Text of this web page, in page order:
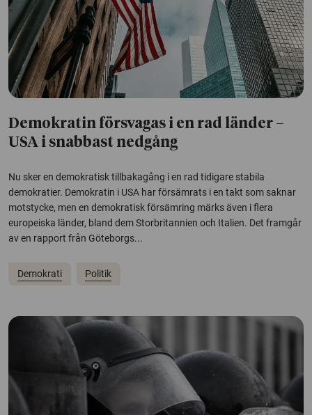
Demokratin försvagas i en rad länder –
USA i snabbast nedgång
Nu sker en demokratisk tillbakagång i en rad tidigare stabila
demokratier. Demokratin i USA har försämrats i en takt som saknar
motstycke, men en demokratisk försämring märks även i flera
europeiska länder, bland dem Storbritannien och Italien. Det framgår
av en rapport från Göteborgs...
Demokrati Politik